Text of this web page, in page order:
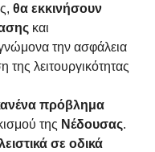
θα εκκινήσουν
και
την ασφάλεια
λειτουργικότητας
πρόβλημα
της Νέδουσας.
σε οδικά